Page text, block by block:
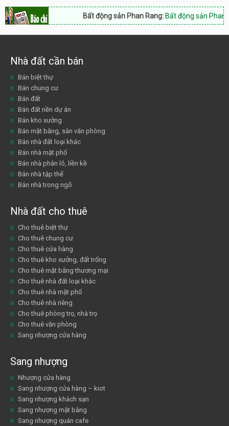
Bất động sản Phan Rang:Bất động sản Phan
Nhà đất cần bán
Bán biệt thự
Bán chung cư
Bán đất
Bán đất nền dự án
Bán kho xưởng
Bán mặt bằng, sàn văn phòng
Bán nhà đất loại khác
Bán nhà mặt phố
Bán nhà phân lô, liền kề
Bán nhà tập thể
Bán nhà trong ngõ
Nhà đất cho thuê
Cho thuê biệt thự
Cho thuê chung cư
Cho thuê cửa hàng
Cho thuê kho xưởng, đất trống
Cho thuê mặt bằng thương mại
Cho thuê nhà đất loại khác
Cho thuê nhà mặt phố
Cho thuê nhà riêng
Cho thuê phòng trọ, nhà trọ
Cho thuê văn phòng
Sang nhượng cửa hàng
Sang nhượng
Nhượng cửa hàng
Sang nhượng cửa hàng – kiot
Sang nhượng khách sạn
Sang nhượng mặt bằng
Sang nhượng quán cafe